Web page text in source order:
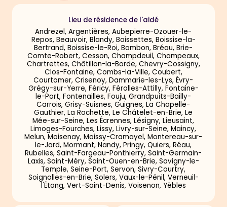
Lieu de résidence de l'aidé
Andrezel, Argentières, Aubepierre-Ozouer-le-
Repos, Beauvoir, Blandy, Boissettes, Boissise-la-
Bertrand, Boissise-le-Roi, Bombon, Bréau, Brie-
Comte-Robert, Cesson, Champdeuil, Champeaux,
Chartrettes, Châtillon-la-Borde, Chevry-Cossigny,
Clos-Fontaine, Combs-la-Ville, Coubert,
Courtomer, Crisenoy, Dammarie-les-Lys, Évry-
Grégy-sur-Yerre, Féricy, Férolles-Attilly, Fontaine-
le-Port, Fontenailles, Fouju, Grandpuits-Bailly-
Carrois, Grisy-Suisnes, Guignes, La Chapelle-
Gauthier, La Rochette, Le Châtelet-en-Brie, Le
Mée-sur-Seine, Les Écrennes, Lésigny, Lieusaint,
Limoges-Fourches, Lissy, Livry-sur-Seine, Maincy,
Melun, Moisenay, Moissy-Cramayel, Montereau-sur-
le-Jard, Mormant, Nandy, Pringy, Quiers, Réau,
Rubelles, Saint-Fargeau-Ponthierry, Saint-Germain-
Laxis, Saint-Méry, Saint-Ouen-en-Brie, Savigny-le-
Temple, Seine-Port, Servon, Sivry-Courtry,
Soignolles-en-Brie, Solers, Vaux-le-Pénil, Verneuil-
l'Étang, Vert-Saint-Denis, Voisenon, Yèbles